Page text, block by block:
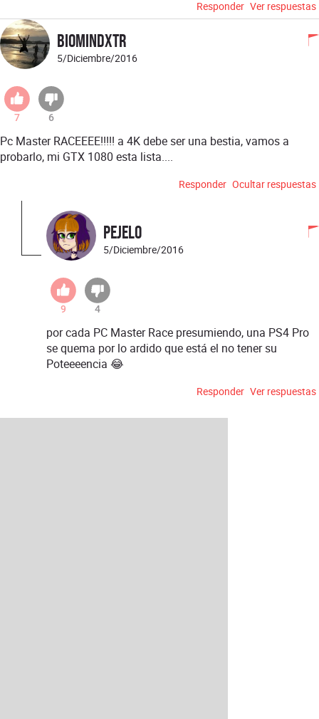
Responder Ver respuestas
biomindxtr
5/Diciembre/2016
7 6
Pc Master RACEEEE!!!!! a 4K debe ser una bestia, vamos a
probarlo, mi GTX 1080 esta lista....
Responder Ocultar respuestas
Pejelo
5/Diciembre/2016
9 4
por cada PC Master Race presumiendo, una PS4 Pro
se quema por lo ardido que está el no tener su
Poteeeencia 😂
Responder Ver respuestas